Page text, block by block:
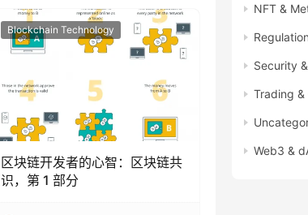
Blockchain Technology
区块链开发者的心智：区块链共
识，第 1 部分
NFT &
Security
Trading &
Web3 &